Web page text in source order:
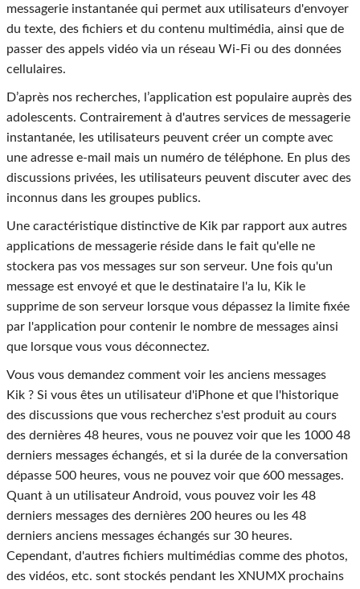
messagerie instantanée qui permet aux utilisateurs d'envoyer
du texte, des fichiers et du contenu multimédia, ainsi que de
passer des appels vidéo via un réseau Wi-Fi ou des données
cellulaires.
D’après nos recherches, l’application est populaire auprès des
adolescents. Contrairement à d'autres services de messagerie
instantanée, les utilisateurs peuvent créer un compte avec
une adresse e-mail mais un numéro de téléphone. En plus des
discussions privées, les utilisateurs peuvent discuter avec des
inconnus dans les groupes publics.
Une caractéristique distinctive de Kik par rapport aux autres
applications de messagerie réside dans le fait qu'elle ne
stockera pas vos messages sur son serveur. Une fois qu'un
message est envoyé et que le destinataire l'a lu, Kik le
supprime de son serveur lorsque vous dépassez la limite fixée
par l'application pour contenir le nombre de messages ainsi
que lorsque vous vous déconnectez.
Vous vous demandez comment voir les anciens messages
Kik ? Si vous êtes un utilisateur d'iPhone et que l'historique
des discussions que vous recherchez s'est produit au cours
des dernières 48 heures, vous ne pouvez voir que les 1000 48
derniers messages échangés, et si la durée de la conversation
dépasse 500 heures, vous ne pouvez voir que 600 messages.
Quant à un utilisateur Android, vous pouvez voir les 48
derniers messages des dernières 200 heures ou les 48
derniers anciens messages échangés sur 30 heures.
Cependant, d'autres fichiers multimédias comme des photos,
des vidéos, etc. sont stockés pendant les XNUMX prochains